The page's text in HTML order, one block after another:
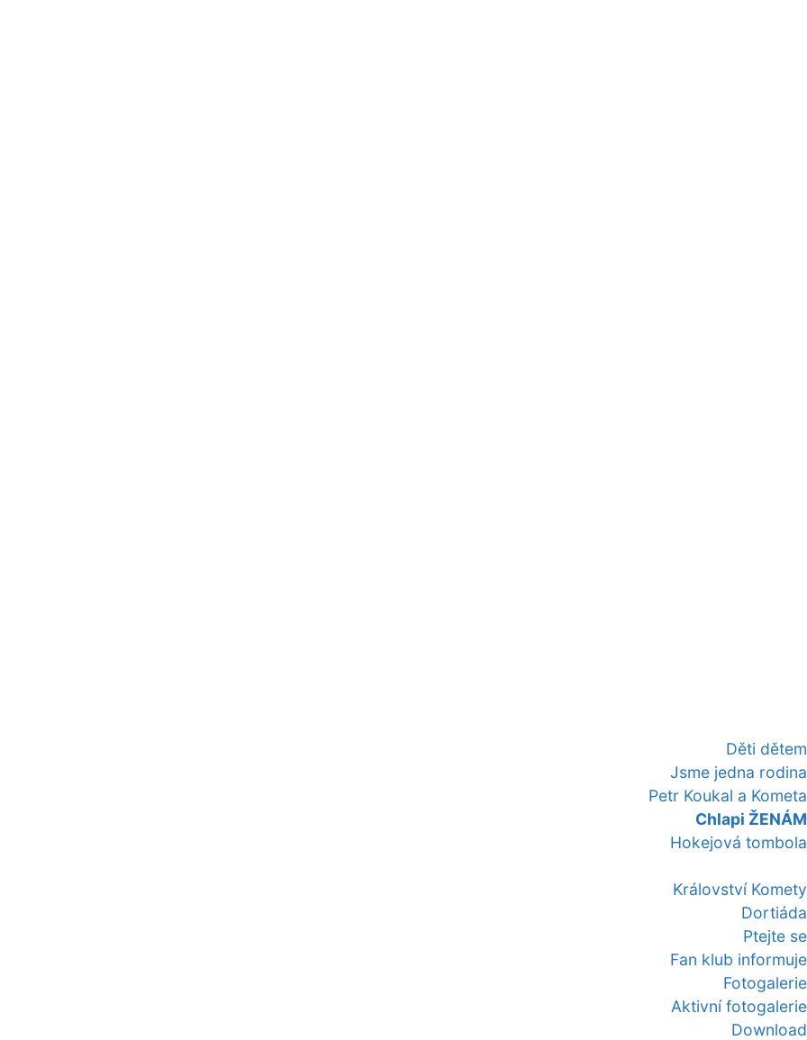
Děti dětem
Jsme jedna rodina
Petr Koukal a Kometa
Chlapi ŽENÁM
Hokejová tombola
Království Komety
Dortiáda
Ptejte se
Fan klub informuje
Fotogalerie
Aktivní fotogalerie
Download